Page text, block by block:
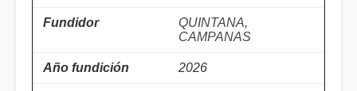
QUINTANA,
CAMPANAS
2026